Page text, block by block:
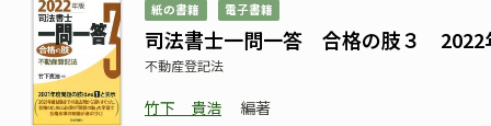
紙の書籍 電子書籍
司法書士一問一答 合格の肢３ 2022
不動産登記法
竹下 貴浩
編著